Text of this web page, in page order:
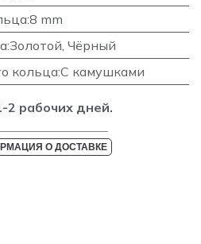
:8 mm
:Золотой Чёрный
кольца:С камушками
2 рабочих дней.
О ДОСТАВКЕ